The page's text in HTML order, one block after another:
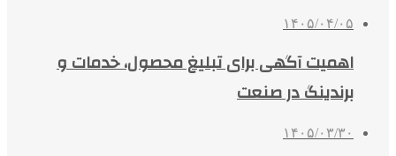
۱۴۰۵/۰۴/۰۵
اهمیت آگهی برای تبلیغ محصول، خدمات و
برندینگ در صنعت
۱۴۰۵/۰۳/۳۰